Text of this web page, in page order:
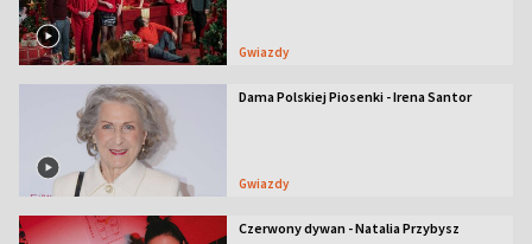
Gwiazdy
Dama Polskiej Piosenki - Irena Santor
Gwiazdy
Czerwony dywan - Natalia Przybysz